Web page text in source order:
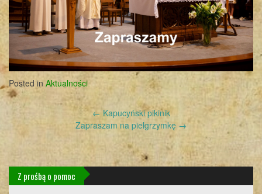
Posted in Aktualności
Post
navigation
← Kapucyński pikinik
Zapraszam na pielgrzymkę →
Z prośbą o pomoc